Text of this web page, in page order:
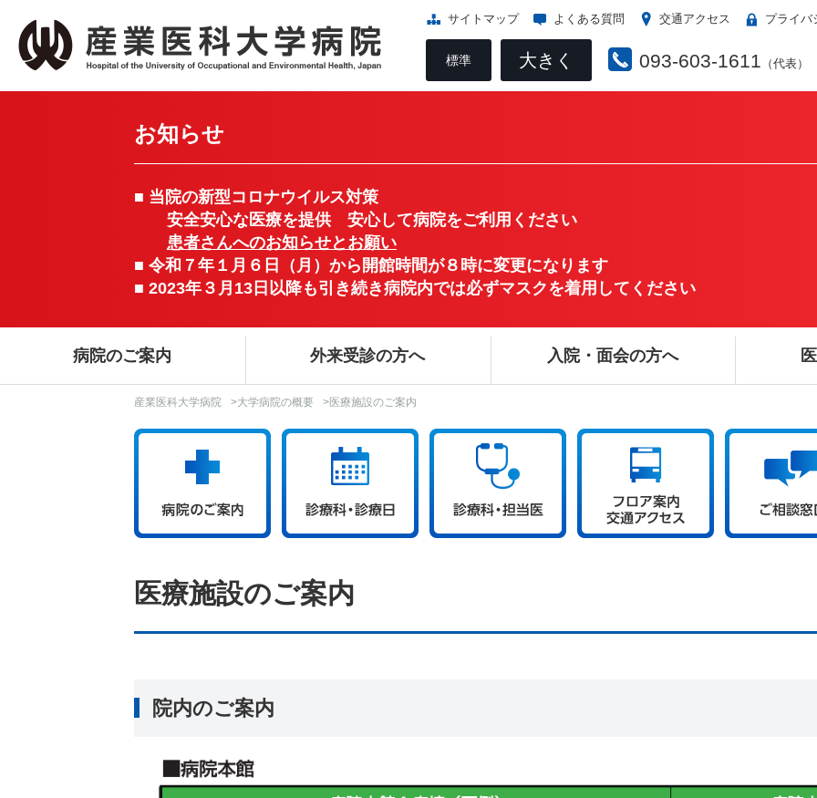
サイトマップ よくある質問 交通アクセス プライバ
標準 大きく 093-603-1611 （代表）
お知らせ
■ 当院の新型コロナウイルス対策
安全安心な医療を提供 安心して病院をご利用ください
患者さんへのお知らせとお願い
■ 令和７年１月６日（月）から開館時間が８時に変更になります
■ 2023年３月13日以降も引き続き病院内では必ずマスクを着用してください
病院のご案内 外来受診の方へ 入院・面会の方へ
産業医科大学病院 >大学病院の概要 >医療施設のご案内
医療施設のご案内
院内のご案内